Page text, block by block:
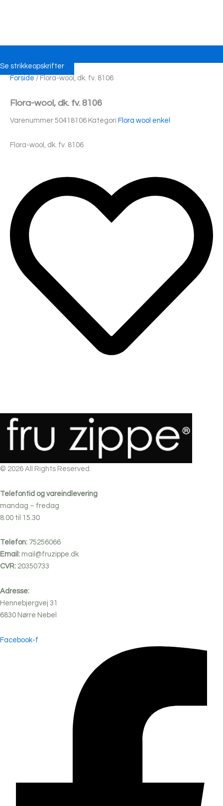
Se strikkeopskrifter
Forside / Flora-wool, dk. fv. 8106
Flora-wool, dk. fv. 8106
Varenummer 50418106 Kategori Flora wool enkel
Flora-wool, dk. fv. 8106
© 2026 All Rights Reserved.
Telefontid og vareindlevering
mandag – fredag
8.00 til 15.30
Telefon: 75256066
Email: mail@fruzippe.dk
CVR: 20350733
Adresse:
Hennebjergvej 31
6830 Nørre Nebel
Facebook-f